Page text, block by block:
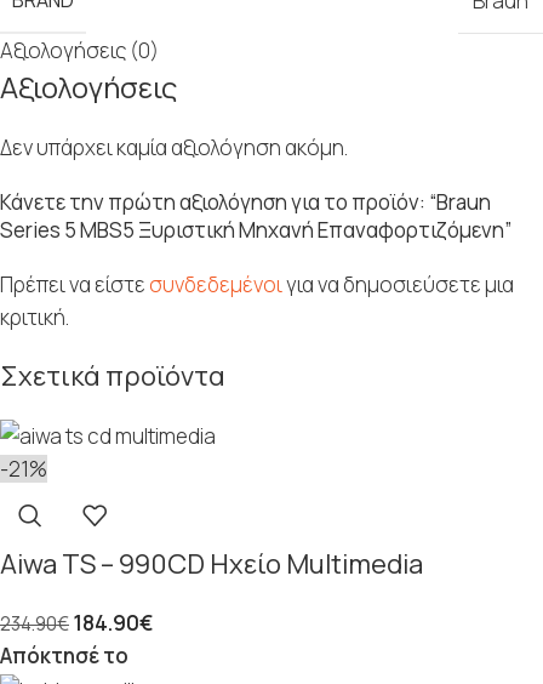
Αξιολογήσεις (0)
Αξιολογήσεις
Δεν υπάρχει καμία αξιολόγηση ακόμη.
Κάνετε την πρώτη αξιολόγηση για το προϊόν: “Braun
Series 5 MBS5 Ξυριστική Μηχανή Επαναφορτιζόμενη”
Πρέπει να είστε συνδεδεμένοι για να δημοσιεύσετε μια
κριτική.
Σχετικά προϊόντα
-21%
Aiwa TS – 990CD Ηχείο Multimedia
234.90€184.90€
Απόκτησέ το